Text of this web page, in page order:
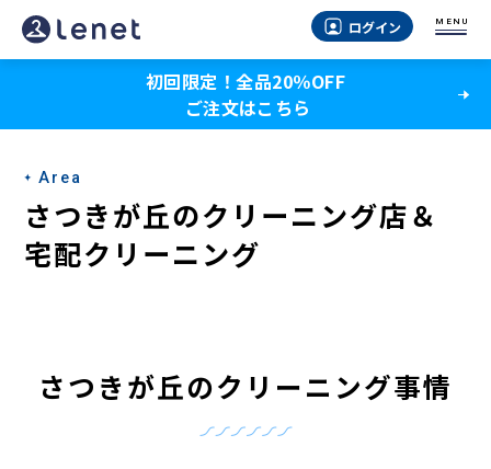
さ
つ
が
丘
の
ク
ログイン MENU
初回限定！全品20％OFF
ご注文はこちら
Area
さつきが丘のクリーニング店＆
宅配クリーニング
さつきが丘のクリーニング事情